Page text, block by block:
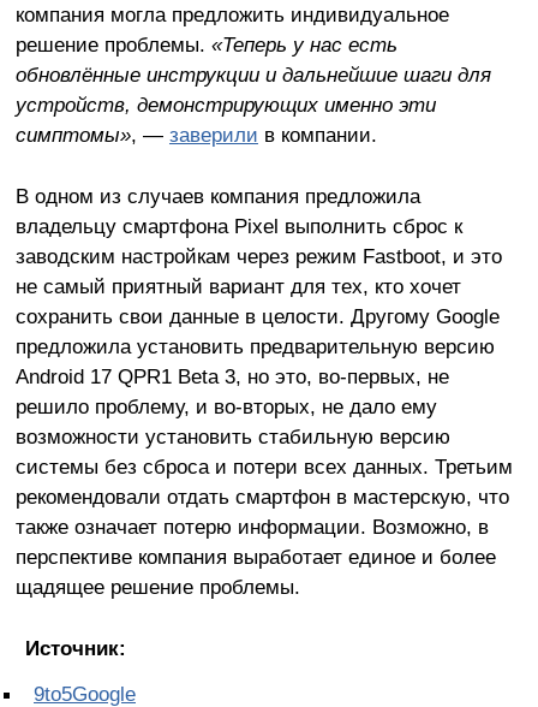
компания могла предложить индивидуальное
решение проблемы. «Теперь у нас есть
обновлённые инструкции и дальнейшие шаги для
устройств, демонстрирующих именно эти
симптомы», — заверили в компании.
В одном из случаев компания предложила
владельцу смартфона Pixel выполнить сброс к
заводским настройкам через режим Fastboot, и это
не самый приятный вариант для тех, кто хочет
сохранить свои данные в целости. Другому Google
предложила установить предварительную версию
Android 17 QPR1 Beta 3, но это, во-первых, не
решило проблему, и во-вторых, не дало ему
возможности установить стабильную версию
системы без сброса и потери всех данных. Третьим
рекомендовали отдать смартфон в мастерскую, что
также означает потерю информации. Возможно, в
перспективе компания выработает единое и более
щадящее решение проблемы.
Источник:
9to5Google